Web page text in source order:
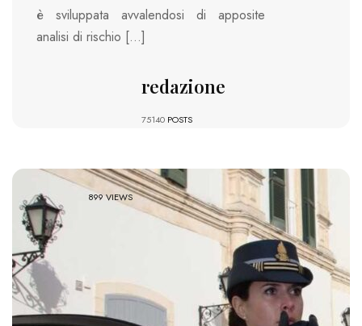
è sviluppata avvalendosi di apposite
analisi di rischio […]
redazione
75140 POSTS
899 VIEWS